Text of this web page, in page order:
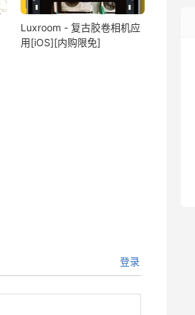
Luxroom - 复古胶卷相机应
用[iOS][内购限免]
登录